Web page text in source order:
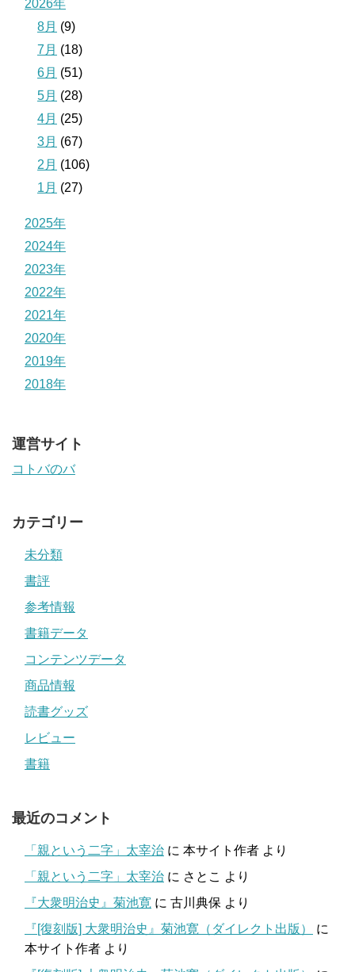
2026年
8月 (9)
7月 (18)
6月 (51)
5月 (28)
4月 (25)
3月 (67)
2月 (106)
1月 (27)
2025年
2024年
2023年
2022年
2021年
2020年
2019年
2018年
運営サイト
コトバのバ
カテゴリー
未分類
書評
参考情報
書籍データ
コンテンツデータ
商品情報
読書グッズ
レビュー
書籍
最近のコメント
「親という二字」太宰治 に 本サイト作者 より
「親という二字」太宰治 に さとこ より
『大衆明治史』菊池寛 に 古川典保 より
『[復刻版] 大衆明治史』菊池寛（ダイレクト出版）
に
本サイト作者 より